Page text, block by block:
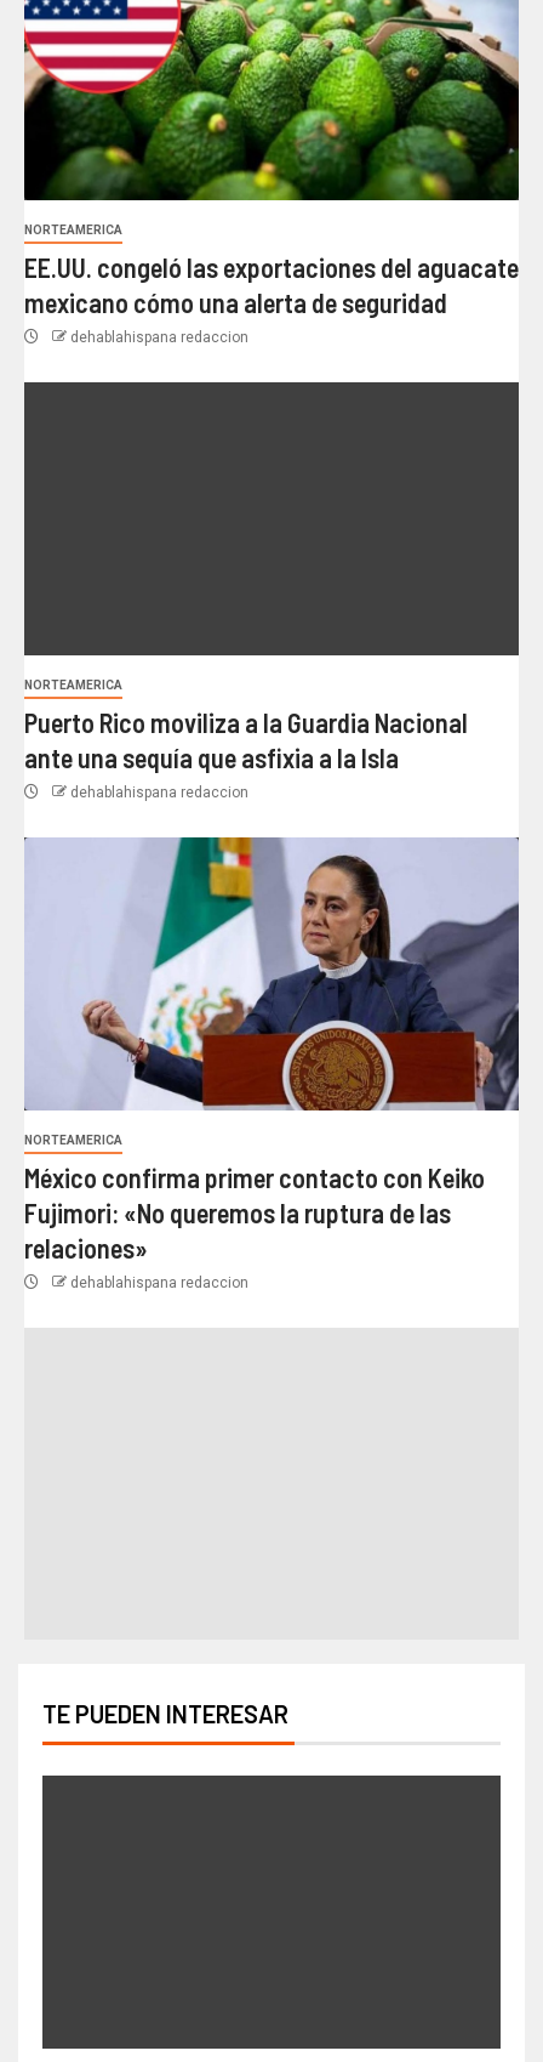
NORTEAMERICA
EE.UU. congeló las exportaciones del aguacate
mexicano cómo una alerta de seguridad
dehablahispana redaccion
NORTEAMERICA
Puerto Rico moviliza a la Guardia Nacional
ante una sequía que asfixia a la Isla
dehablahispana redaccion
NORTEAMERICA
México confirma primer contacto con Keiko
Fujimori: «No queremos la ruptura de las
relaciones»
dehablahispana redaccion
TE PUEDEN INTERESAR